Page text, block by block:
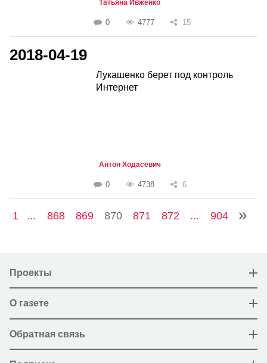
Татьяна Ивженко
0 4777 15
2018-04-19
Лукашенко берет под контроль
Интернет
Антон Ходасевич
0 4738 6
1 ... 868 869 870 871 872 ... 904
Проекты
О газете
Обратная связь